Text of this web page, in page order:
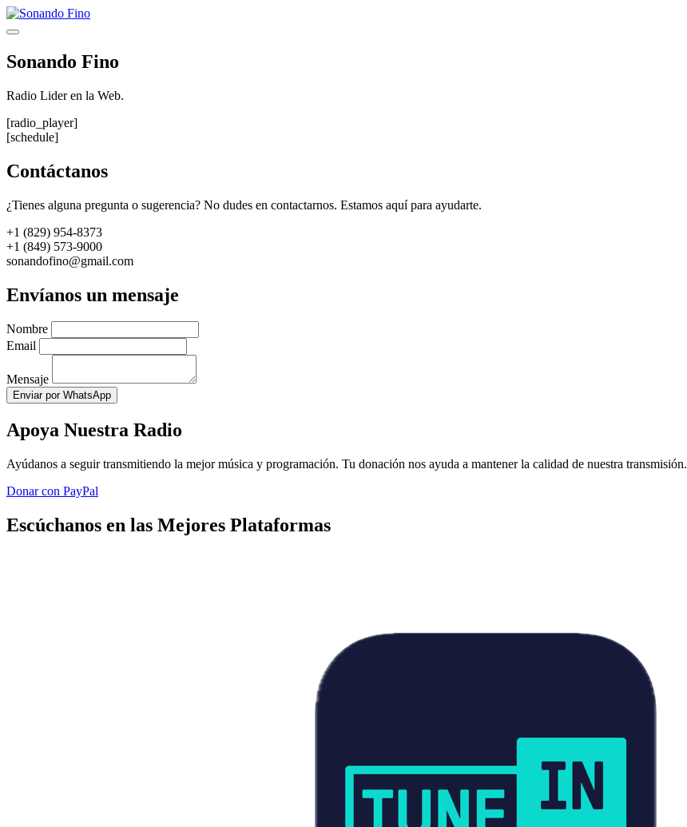
Saltar
al
Menú
Sonando Fino
Radio Lider en la Web.
[radio_player]
[schedule]
Contáctanos
¿Tienes alguna pregunta o sugerencia? No dudes en contactarnos. Estamos aquí para ayudarte.
+1 (829) 954-8373
+1 (849) 573-9000
sonandofino@gmail.com
Envíanos un mensaje
Nombre
Email
Mensaje
Enviar por WhatsApp
Apoya Nuestra Radio
Ayúdanos a seguir transmitiendo la mejor música y programación. Tu donación nos ayuda a mantener la calidad de nuestra transmisión.
Donar con PayPal
Escúchanos en las Mejores Plataformas